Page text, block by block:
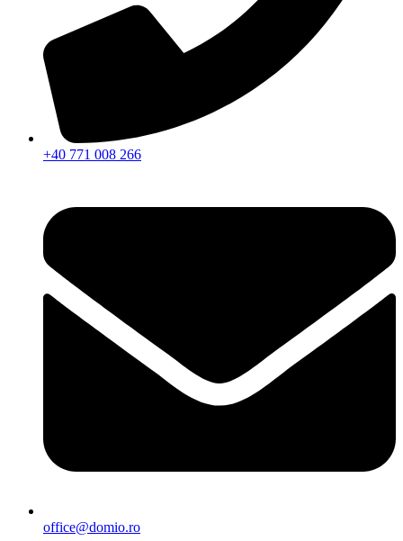
+40 771 008 266
office@domio.ro